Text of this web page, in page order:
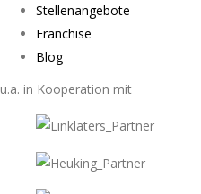
Stellenangebote
Franchise
Blog
u.a. in Kooperation mit